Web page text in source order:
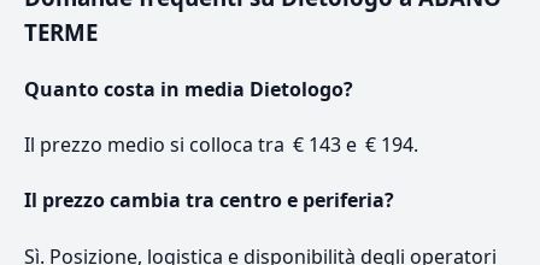
TERME
Quanto costa in media Dietologo?
Il prezzo medio si colloca tra € 143 e € 194.
Il prezzo cambia tra centro e periferia?
Sì. Posizione, logistica e disponibilità degli operatori